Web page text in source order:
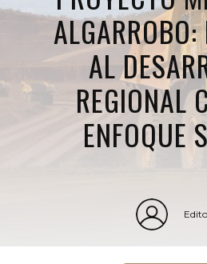
AL
REGIONAL
ENFOQUE